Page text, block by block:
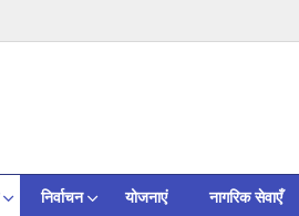
निर्वाचन योजनाएं नागरिक सेवाएँ